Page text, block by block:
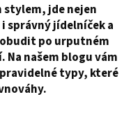
stylem, jde nejen
správný jídelníček a
po urputném
našem blogu vám
typy, které